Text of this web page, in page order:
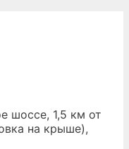
шоссе, 1,5 км от
на крыше),